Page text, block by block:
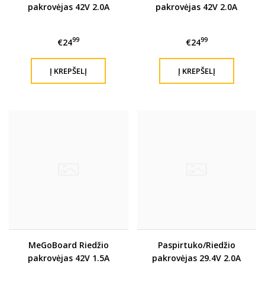
pakrovėjas 42V 2.0A
€2499
pakrovėjas 42V 2.0A
€2499
MeGoBoard Riedžio
pakrovėjas 42V 1.5A
Paspirtuko/Riedžio
pakrovėjas 29.4V 2.0A